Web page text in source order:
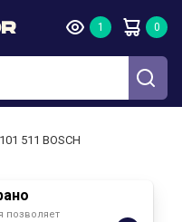
511 BOSCH
позволяет